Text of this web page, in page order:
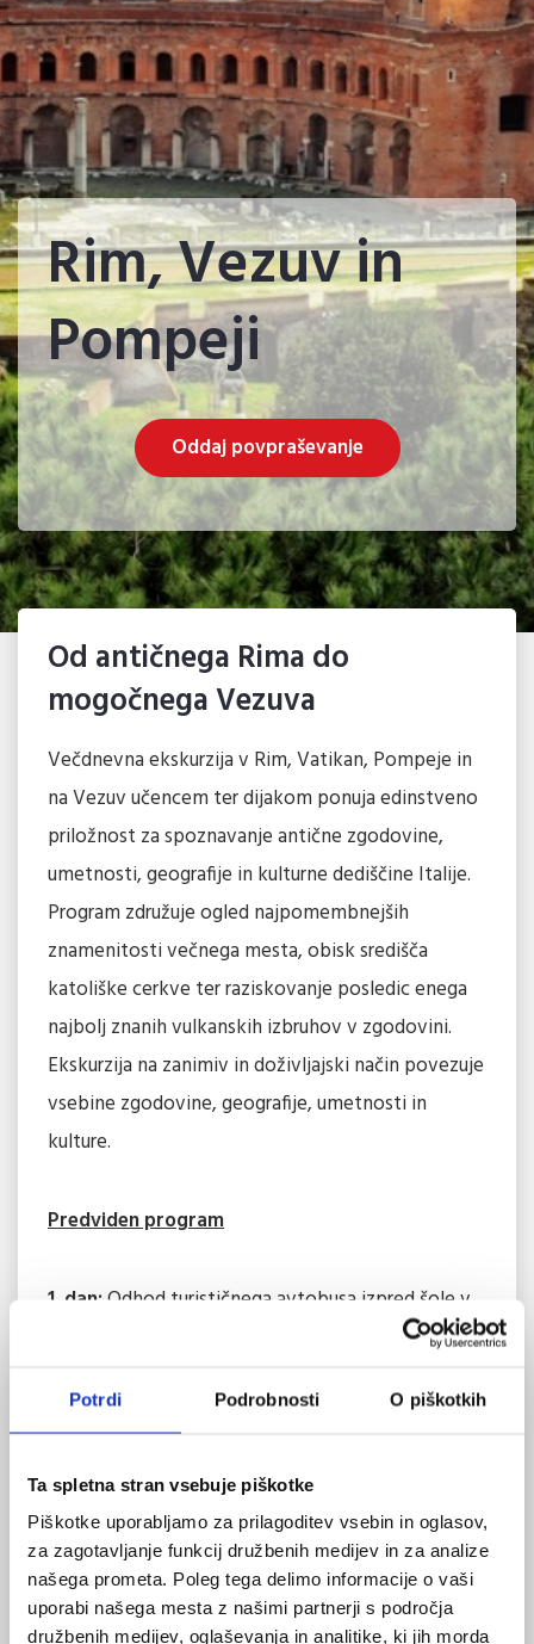
Potrdi Podrobnosti O piškotkih
Ta spletna stran vsebuje piškotke
Piškotke uporabljamo za prilagoditev vsebin in oglasov,
za zagotavljanje funkcij družbenih medijev in za analize
našega prometa. Poleg tega delimo informacije o vaši
uporabi našega mesta z našimi partnerji s področja
družbenih medijev, oglaševanja in analitike, ki jih morda
Rim, Vezuv in
Pompeji
Oddaj povpraševanje
Od antičnega Rima do
mogočnega Vezuva
Večdnevna ekskurzija v Rim, Vatikan, Pompeje in
na Vezuv učencem ter dijakom ponuja edinstveno
priložnost za spoznavanje antične zgodovine,
umetnosti, geografije in kulturne dediščine Italije.
Program združuje ogled najpomembnejših
znamenitosti večnega mesta, obisk središča
katoliške cerkve ter raziskovanje posledic enega
najbolj znanih vulkanskih izbruhov v zgodovini.
Ekskurzija na zanimiv in doživljajski način povezuje
vsebine zgodovine, geografije, umetnosti in
kulture.
Predviden program
1. dan:Odhod turističnega avtobusa izpred šole v
večernih urah. Vožnja proti Italiji in naprej v Rim.
jutranjih urah. Pozdravilo nas bo morje kupol, blage
ostanki in čar sodobne metropole. Postanek za
osvežitev in nato odkrivanje mestnih
znamenitosti; Kolosej, sv. Peter v verigah z
znamenitim Michelangelovim Mojzesovim kipom,